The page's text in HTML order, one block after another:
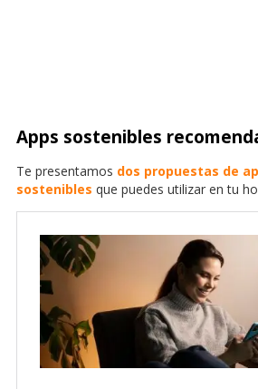
Apps sostenibles
Te presentamos dos propuestas de
sostenibles que puedes utilizar en tu